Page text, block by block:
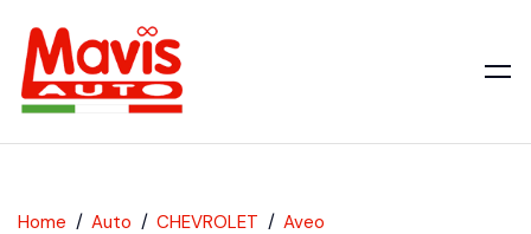
Home Auto CHEVROLET Aveo